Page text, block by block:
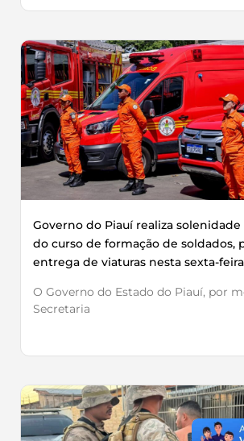
Governo do Piauí realiza
do curso de formação de soldados,
entrega de viaturas nesta sexta-
O Governo do Estado do Piauí, por
Secretaria